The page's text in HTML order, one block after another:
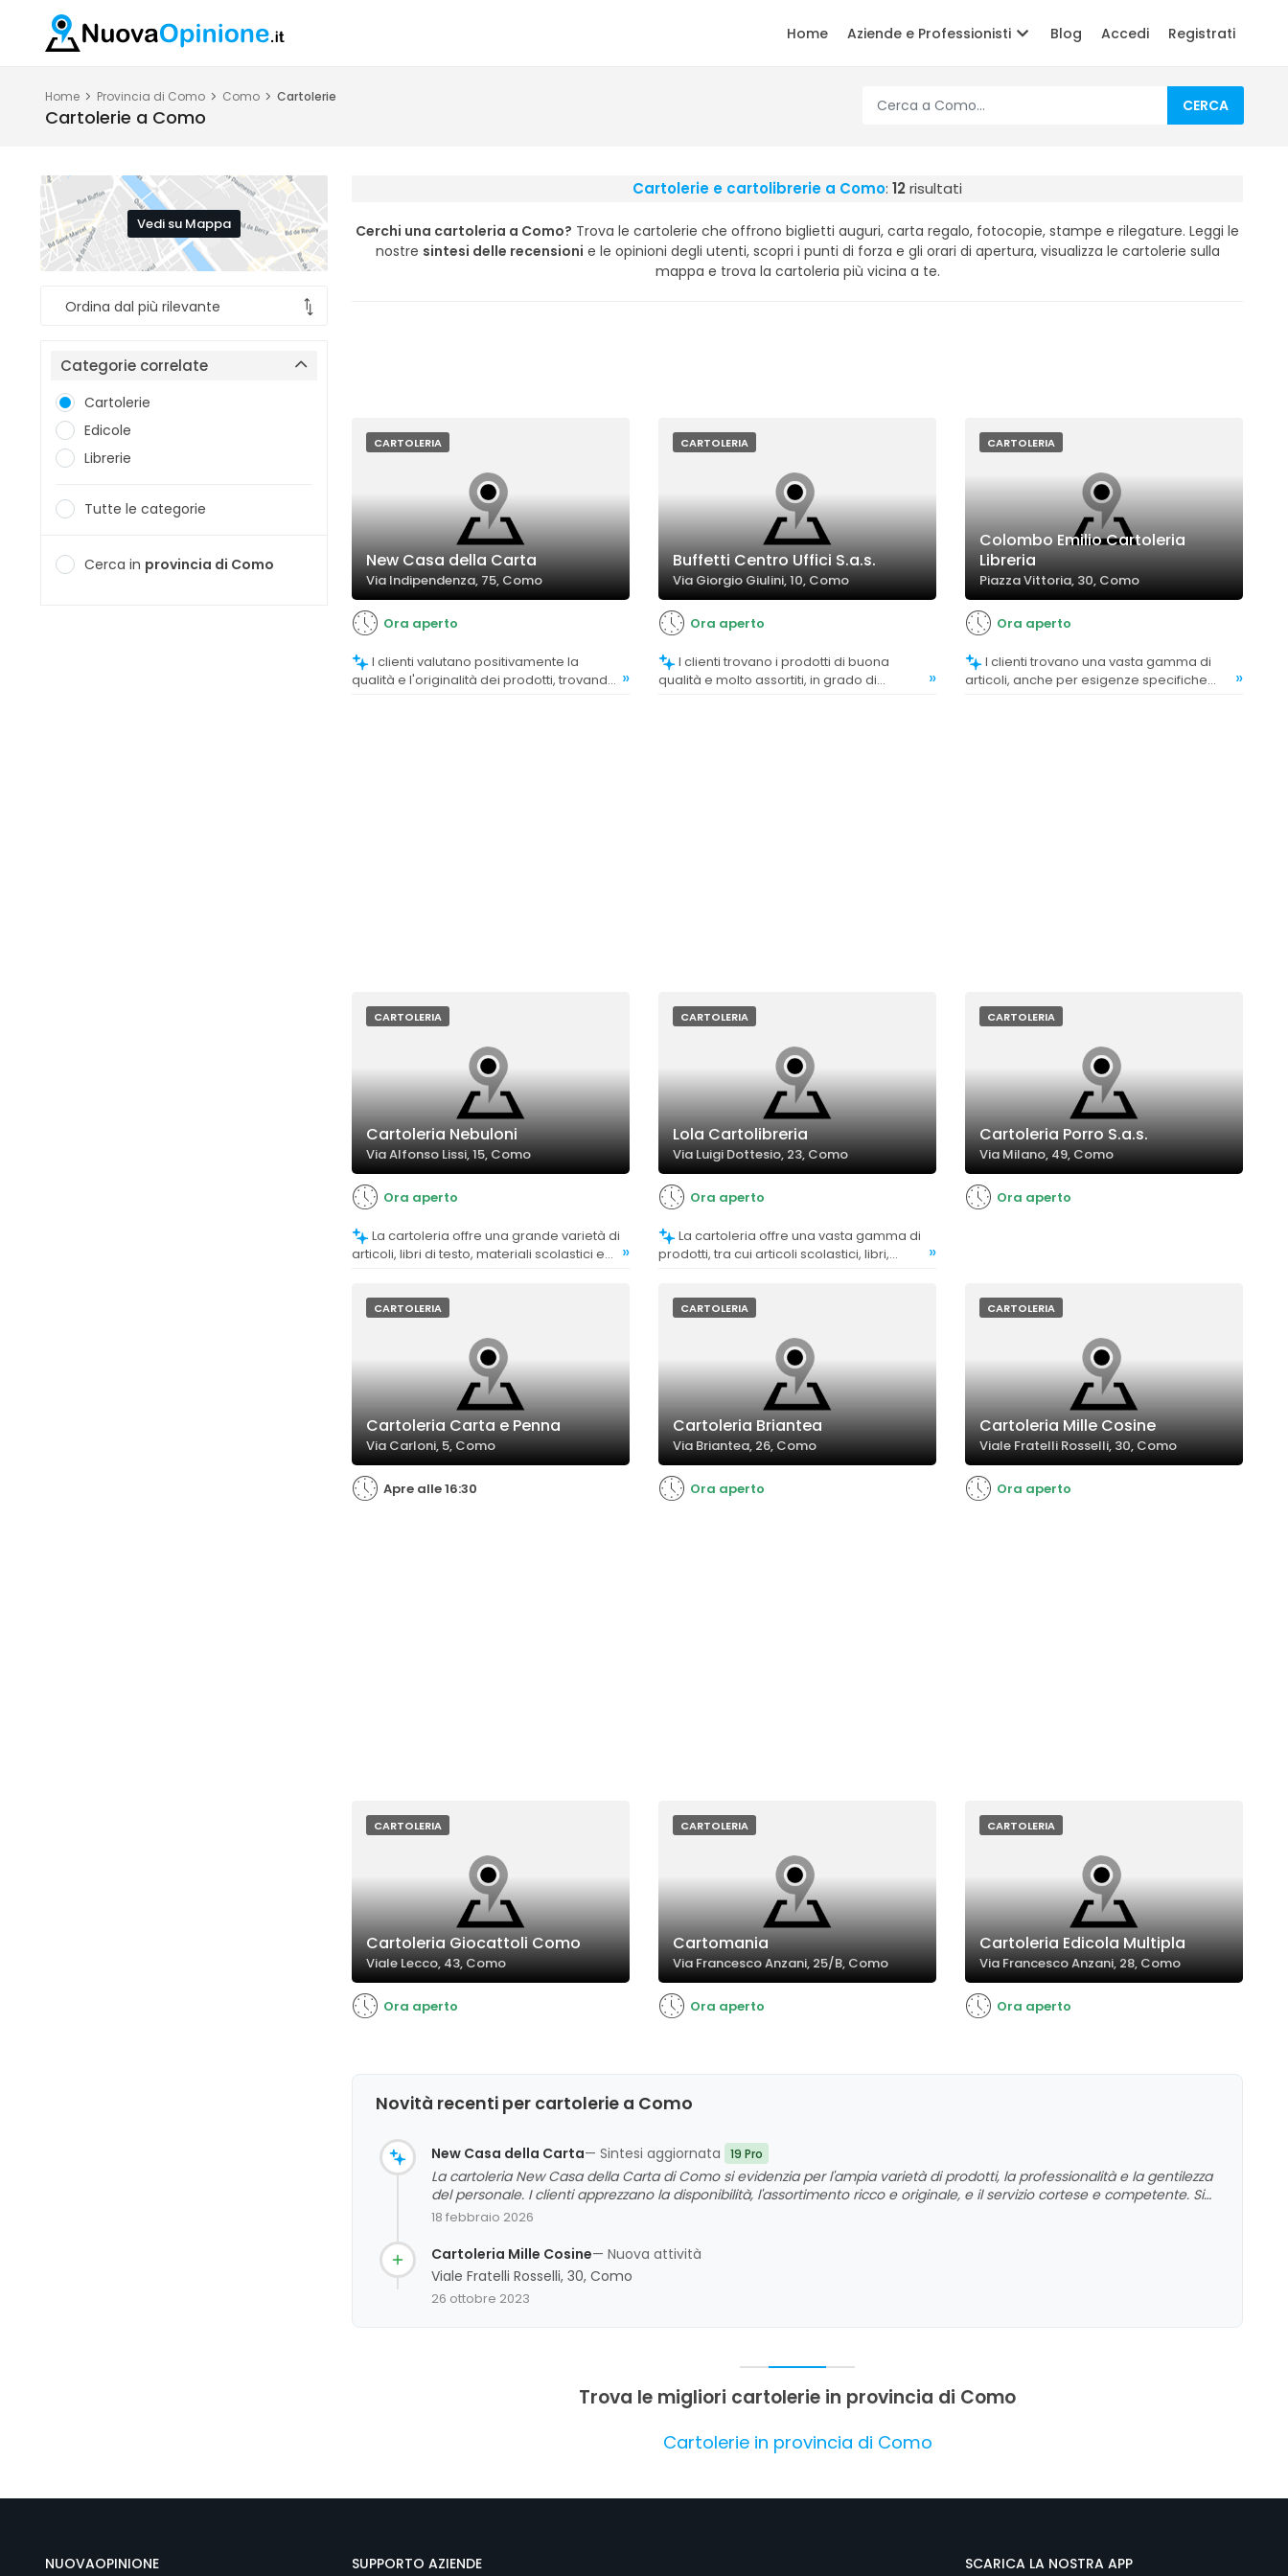
Home Aziende e Professionisti Blog Accedi Registrati
Home Provincia di Como Como Cartolerie
Cartolerie a Como
CERCA
Vedi su Mappa
Categorie correlate
Cartolerie
Edicole
Librerie
Tutte le categorie
Cerca in provincia di Como
Cartolerie e cartolibrerie a Como: 12risultati
Cerchi una cartoleria a Como? Trova le cartolerie che offrono biglietti auguri, carta regalo, fotocopie, stampe e rilegature. Leggi le
nostre sintesi delle recensioni e le opinioni degli utenti, scopri i punti di forza e gli orari di apertura, visualizza le cartolerie sulla
mappa e trova la cartoleria più vicina a te.
CARTOLERIA
New Casa della Carta
Via Indipendenza, 75, Como
Ora aperto
qualità e l'originalità dei prodotti, trovando »
CARTOLERIA
Buffetti Centro Uffici S.a.s.
Via Giorgio Giulini, 10, Como
Ora aperto
I clienti trovano i prodotti di buona
qualità e molto assortiti, in grado di
»
CARTOLERIA
Colombo Emilio Cartoleria
Libreria
Piazza Vittoria, 30, Como
Ora aperto
I clienti trovano una vasta gamma di
articoli, anche per esigenze specifiche
»
CARTOLERIA
Cartoleria Nebuloni
Via Alfonso Lissi, 15, Como
Ora aperto
articoli, libri di testo, materiali scolastici e
»
CARTOLERIA
Lola Cartolibreria
Via Luigi Dottesio, 23, Como
Ora aperto
La cartoleria offre una vasta gamma di
prodotti, tra cui articoli scolastici, libri,
»
CARTOLERIA
Cartoleria Porro S.a.s.
Via Milano, 49, Como
Ora aperto
CARTOLERIA
Cartoleria Carta e Penna
Via Carloni, 5, Como
Apre alle 16:30
CARTOLERIA
Cartoleria Briantea
Via Briantea, 26, Como
Ora aperto
CARTOLERIA
Cartoleria Mille Cosine
Viale Fratelli Rosselli, 30, Como
Ora aperto
CARTOLERIA
Cartoleria Giocattoli Como
Viale Lecco, 43, Como
Ora aperto
CARTOLERIA
Cartomania
Via Francesco Anzani, 25/B, Como
Ora aperto
CARTOLERIA
Cartoleria Edicola Multipla
Via Francesco Anzani, 28, Como
Ora aperto
Novità recenti per cartolerie a Como
New Casa della Carta— Sintesi aggiornata 19 Pro
La cartoleria New Casa della Carta di Como si evidenzia per l'ampia varietà di prodotti, la professionalità e la gentilezza
del personale. I clienti apprezzano la disponibilità, l'assortimento ricco e originale, e il servizio cortese e competente. Si
riscontrano anche commenti positivi sulla qualità dei prodotti e sulla cura del negozio, che contribuiscono a
18 febbraio 2026
Cartoleria Mille Cosine— Nuova attività
Viale Fratelli Rosselli, 30, Como
26 ottobre 2023
Trova le migliori cartolerie in provincia di Como
Cartolerie in provincia di Como
NUOVAOPINIONE SUPPORTO AZIENDE SCARICA LA NOSTRA APP